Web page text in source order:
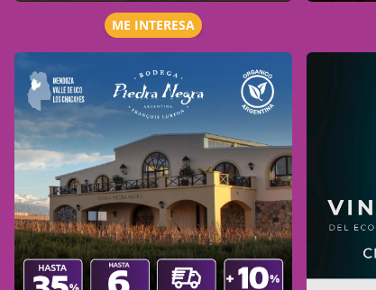
ME INTERESA